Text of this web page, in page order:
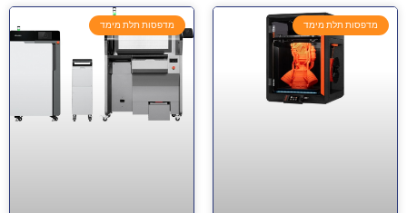
מדפסות תלת מימד מדפסות תלת מימד